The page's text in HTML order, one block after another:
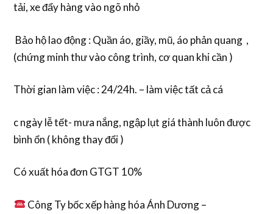
tải, xe đẩy hàng vào ngõ nhỏ
Bảo hộ lao động : Quần áo, giầy, mũ, áo phản quang ,
(chứng minh thư vào công trình, cơ quan khi cần )
Thời gian làm việc : 24/24h. – làm việc tất cả cá
c ngày lễ tết- mưa nắng, ngập lụt giá thành luôn được
bình ổn ( không thay đổi )
Có xuất hóa đơn GTGT 10%
Công Ty bốc xếp hàng hóa Ánh Dương –